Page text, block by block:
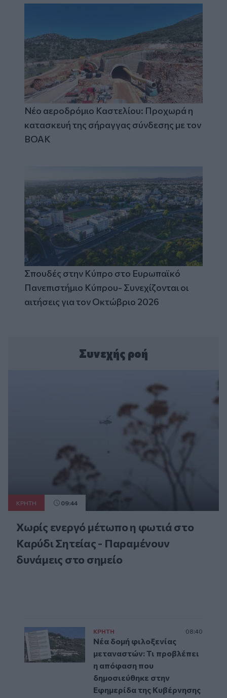
Νέο αεροδρόμιο Καστελίου: Προχωρά η
κατασκευή της σήραγγας σύνδεσης με τον
ΒΟΑΚ
Σπουδές στην Κύπρο στο Ευρωπαϊκό
Πανεπιστήμιο Κύπρου- Συνεχίζονται οι
αιτήσεις για τον Οκτώβριο 2026
Συνεχής ροή
ΚΡΗΤΗ 09:44
Χωρίς ενεργό μέτωπο η φωτιά στο
Καρύδι Σητείας - Παραμένουν
δυνάμεις στο σημείο
ΚΡΗΤΗ 08:40
Νέα δομή φιλοξενίας
μεταναστών: Τι προβλέπει
η απόφαση που
δημοσιεύθηκε στην
Εφημερίδα της Κυβέρνησης